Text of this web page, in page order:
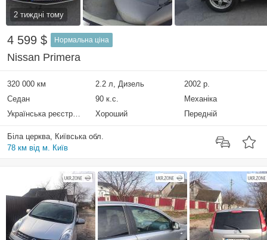
2 тиждні тому
4 599 $ Нормальна ціна
Nissan Primera
320 000 км 2.2 л, Дизель
2002 р.
Седан
90 к.с.
Механіка
Українська реєстрація
Хороший Передній
Біла церква, Київська обл.
78 км від м. Київ